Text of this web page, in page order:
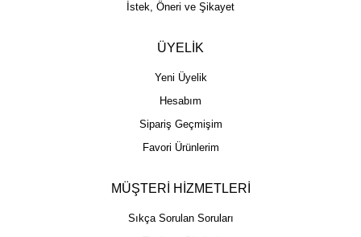
İstek, Öneri ve Şikayet
ÜYELİK
Yeni Üyelik
Hesabım
Sipariş Geçmişim
Favori Ürünlerim
MÜŞTERİ HİZMETLERİ
Sıkça Sorulan Soruları